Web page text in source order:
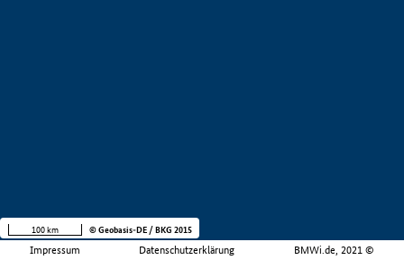
Impressum Datenschutzerklärung BMWi.de, 2021 ©
100 km © Geobasis-DE / BKG 2015